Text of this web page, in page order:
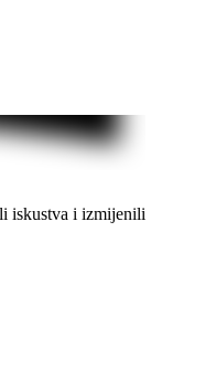
iskustva i izmijenili